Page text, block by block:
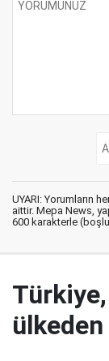
UYARI: Yorumların
aittir. Mepa News,
600 karakterle